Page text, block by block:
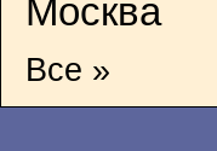
Москва
Все »